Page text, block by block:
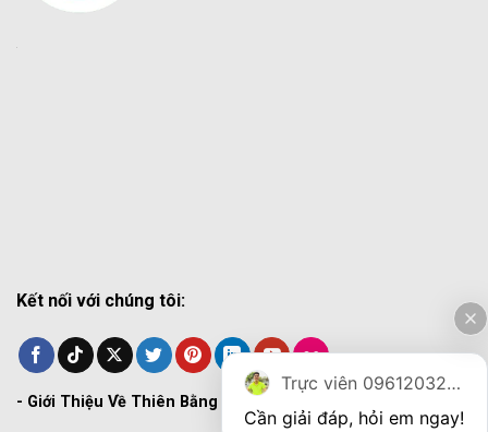
Kết nối với chúng tôi:
- Giới Thiệu Về Thiên Bằng
Trực viên 0961203270
Cần giải đáp, hỏi em ngay!